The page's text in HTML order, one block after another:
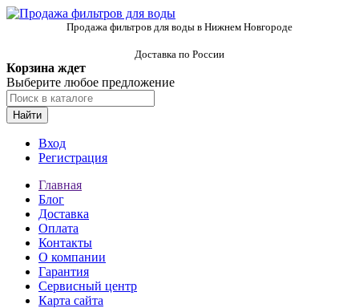
Продажа фильтров для воды в Нижнем Новгороде
Доставка по России
Корзина ждет
Выберите любое предложение
Найти
Вход
Регистрация
Главная
Блог
Доставка
Оплата
Контакты
О компании
Гарантия
Сервисный центр
Карта сайта